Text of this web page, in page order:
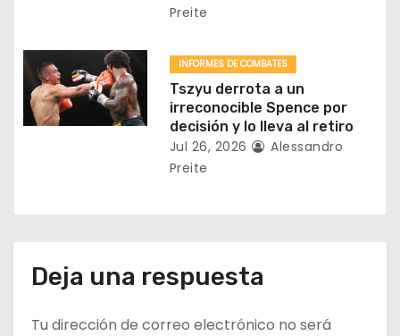
a
s
Preite
INFORMES DE COMBATES
Tszyu derrota a un
irreconocible Spence por
decisión y lo lleva al retiro
Jul 26, 2026
Alessandro
Preite
Deja una respuesta
Tu dirección de correo electrónico no será